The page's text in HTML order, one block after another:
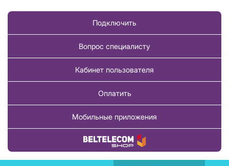
Подключить
Вопрос специалисту
Кабинет пользователя
Оплатить
Мобильные приложения
Купить товар